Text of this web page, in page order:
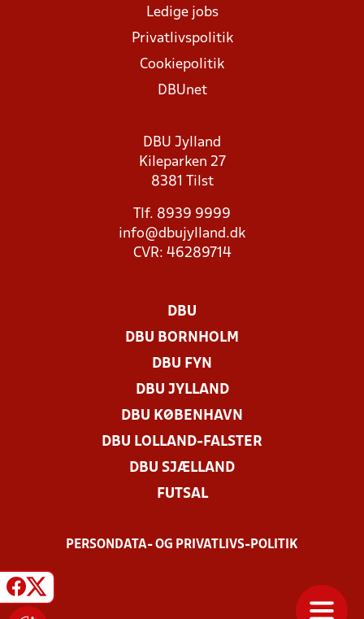
Ledige jobs
Privatlivspolitik
Cookiepolitik
DBUnet
DBU Jylland
Kileparken 27
8381 Tilst
Tlf. 8939 9999
info@dbujylland.dk
CVR: 46289714
DBU
DBU BORNHOLM
DBU FYN
DBU JYLLAND
DBU KØBENHAVN
DBU LOLLAND-FALSTER
DBU SJÆLLAND
FUTSAL
PERSONDATA- OG PRIVATLIVS-POLITIK